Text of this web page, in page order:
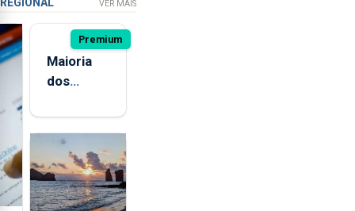
VER MAIS
Premium
Maioria
dos
quatro
ilhas dos
Açores já
consumiu
bebidas